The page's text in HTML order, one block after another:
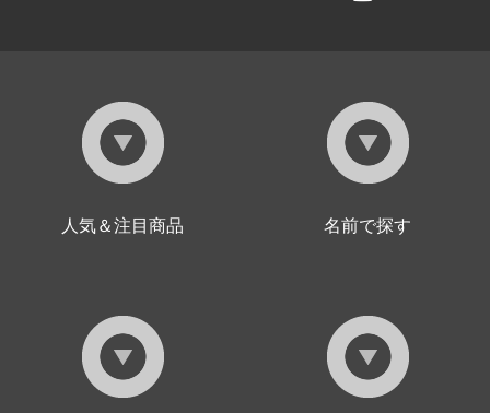
人気＆注目商品 名前で探す